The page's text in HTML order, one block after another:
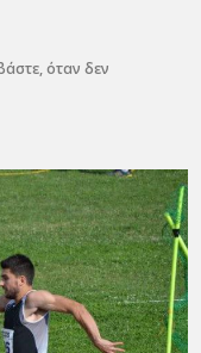
όταν δεν